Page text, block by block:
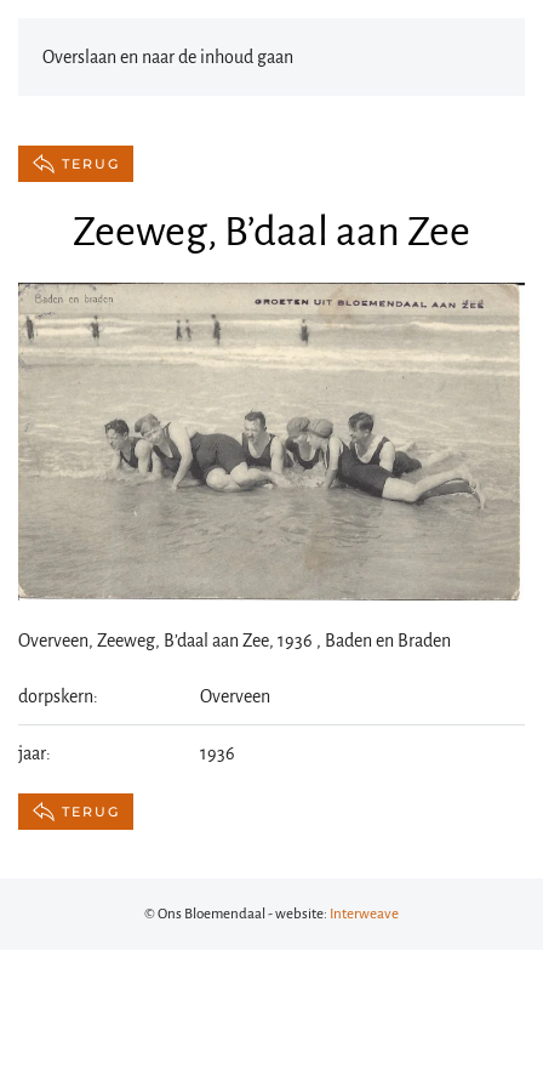
Overslaan en naar de inhoud gaan
TERUG
Zeeweg, B’daal aan Zee
Overveen, Zeeweg, B’daal aan Zee, 1936 , Baden en Braden
dorpskern: Overveen
jaar: 1936
TERUG
© Ons Bloemendaal - website: Interweave